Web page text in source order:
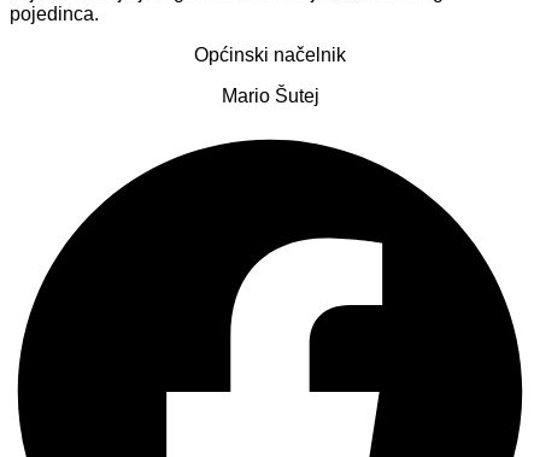
pojedinca.
Općinski načelnik
Mario Šutej